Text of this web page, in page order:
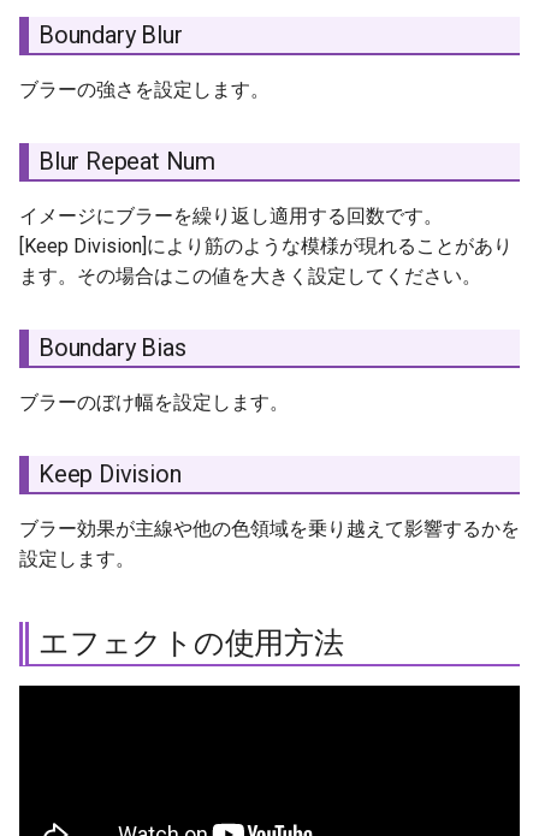
Boundary Blur
ブラーの強さを設定します。
Blur Repeat Num
イメージにブラーを繰り返し適用する回数です。
[Keep Division]により筋のような模様が現れることがあり
ます。その場合はこの値を大きく設定してください。
Boundary Bias
ブラーのぼけ幅を設定します。
Keep Division
ブラー効果が主線や他の色領域を乗り越えて影響するかを
設定します。
エフェクトの使用方法